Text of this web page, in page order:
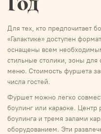
Для тех, кто предпочитает
«Галактике» доступен
оснащены всем
стильные столики, зоны
меню. Стоимость фуршета
числа гостей.
Фуршет можно легко
боулинг или караоке. Центр
боулинга и тремя залами
оборудованием. Эти